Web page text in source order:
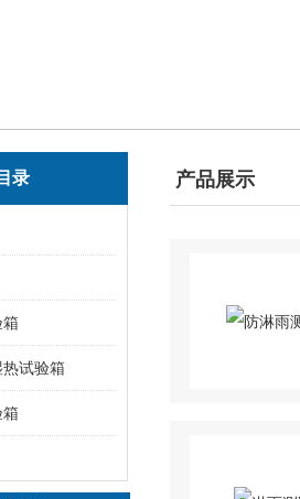
录
箱
试验箱
箱
产品展示